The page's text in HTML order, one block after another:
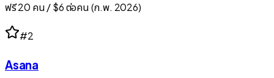
ฟรี 20 คน / $6 ต่อคน (ก.พ. 2026)
#2
Asana